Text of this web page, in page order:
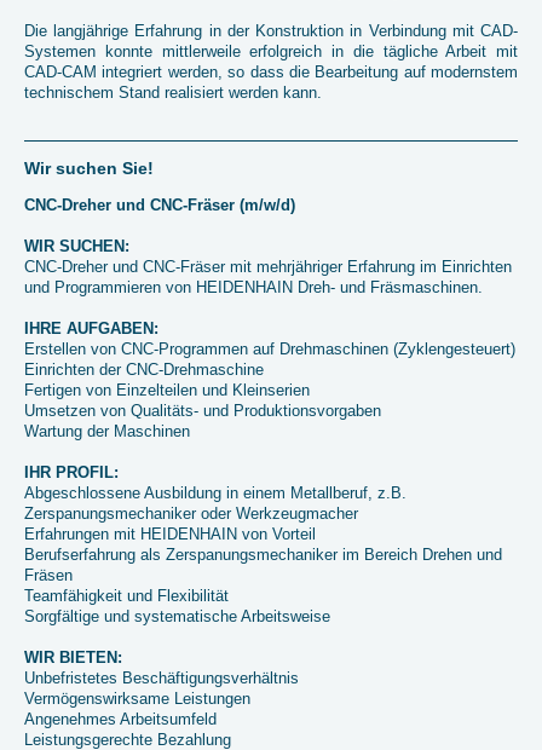
Die langjährige Erfahrung in der Konstruktion in Verbindung mit CAD-
Systemen konnte mittlerweile erfolgreich in die tägliche Arbeit mit
CAD-CAM integriert werden, so dass die Bearbeitung auf modernstem
technischem Stand realisiert werden kann.
Wir suchen Sie!
CNC-Dreher und CNC-Fräser (m/w/d)
WIR SUCHEN:
CNC-Dreher und CNC-Fräser mit mehrjähriger Erfahrung im Einrichten
und Programmieren von HEIDENHAIN Dreh- und Fräsmaschinen.
IHRE AUFGABEN:
Erstellen von CNC-Programmen auf Drehmaschinen (Zyklengesteuert)
Einrichten der CNC-Drehmaschine
Fertigen von Einzelteilen und Kleinserien
Umsetzen von Qualitäts- und Produktionsvorgaben
Wartung der Maschinen
IHR PROFIL:
Abgeschlossene Ausbildung in einem Metallberuf, z.B.
Zerspanungsmechaniker oder Werkzeugmacher
Erfahrungen mit HEIDENHAIN von Vorteil
Berufserfahrung als Zerspanungsmechaniker im Bereich Drehen und
Fräsen
Teamfähigkeit und Flexibilität
Sorgfältige und systematische Arbeitsweise
WIR BIETEN:
Unbefristetes Beschäftigungsverhältnis
Vermögenswirksame Leistungen
Angenehmes Arbeitsumfeld
Leistungsgerechte Bezahlung